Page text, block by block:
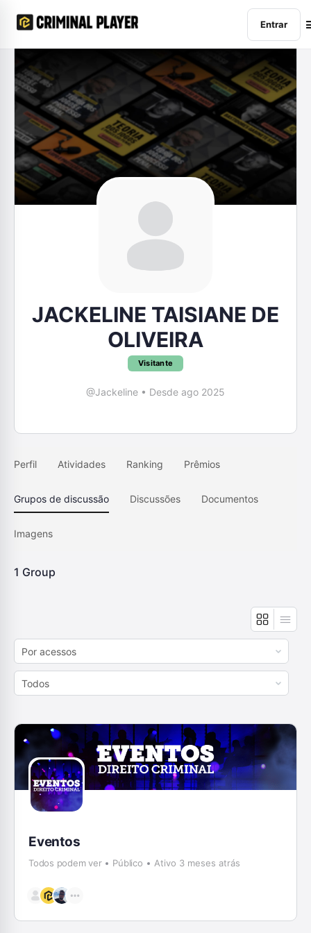
Entrar
JACKELINE TAISIANE DE
OLIVEIRA
Visitante
@Jackeline • Desde ago 2025
Perfil Atividades Ranking Prêmios
Grupos de discussão Discussões Documentos
Imagens
1 Group
Order
By:
Order
By:
Eventos
Todos podem ver Público Ativo 3 meses atrás